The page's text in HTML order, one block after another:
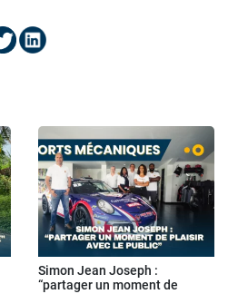
Simon Jean Joseph :
“partager un moment de